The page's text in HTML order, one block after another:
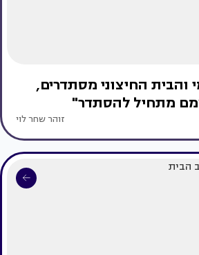
והבית החיצוני מסתדרים,
מתחיל להסתדר"
זוהר שחר לוי